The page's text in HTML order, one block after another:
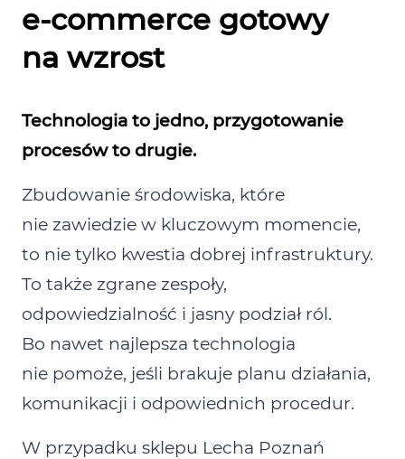
e‑commerce gotowy
na wzrost
Technologia to jedno, przygotowanie
procesów to drugie.
Zbudowanie środowiska, które
nie zawiedzie w kluczowym momencie,
to nie tylko kwestia dobrej infrastruktury.
To także zgrane zespoły,
odpowiedzialność i jasny podział ról.
Bo nawet najlepsza technologia
nie pomoże, jeśli brakuje planu działania,
komunikacji i odpowiednich procedur.
W przypadku sklepu Lecha Poznań